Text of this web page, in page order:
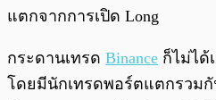
แตกจากการเปิด Long
กระดานเทรด Binance ก็ไม่ได้
โดยมีนักเทรดพอร์ตแตกรวมกั